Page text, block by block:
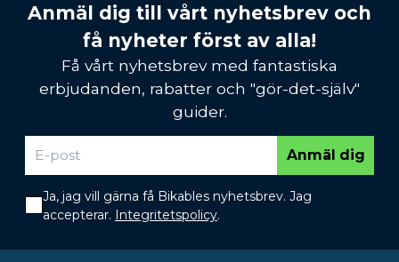
Anmäl dig till vårt nyhetsbrev och
få nyheter först av alla!
Få vårt nyhetsbrev med fantastiska
erbjudanden, rabatter och "gör-det-själv"
guider.
Anmäl dig
Ja, jag vill gärna få Bikables nyhetsbrev. Jag
accepterar. Integritetspolicy.